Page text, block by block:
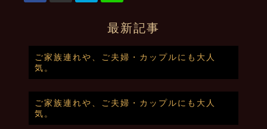
最新記事
ご家族連れや、ご夫婦・カップルにも大人
気。
ご家族連れや、ご夫婦・カップルにも大人
気。